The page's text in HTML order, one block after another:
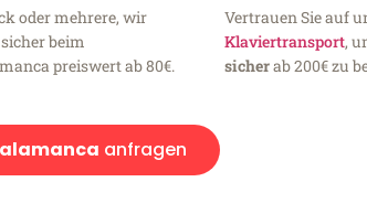
oder mehrere, wir
beim
preiswert ab 80€.
Vertrauen Sie auf
Klaviertransport,
sicherab 200€ zu
anfragen